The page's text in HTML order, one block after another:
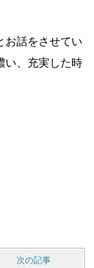
お話をさせてい
い、充実した時
次の記事